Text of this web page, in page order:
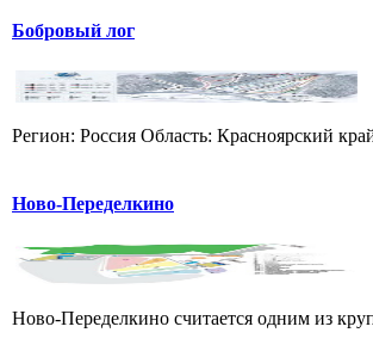
Бобровый лог
Регион: Россия Область: Красноярский
Ново-Переделкино
Ново-Переделкино считается одним из